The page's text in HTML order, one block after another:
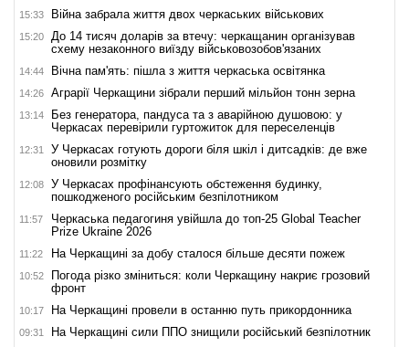
15:33 Війна забрала життя двох черкаських військових
15:20
До 14 тисяч доларів за втечу: черкащанин організував
схему незаконного виїзду військовозобов'язаних
14:44 Вічна пам'ять: пішла з життя черкаська освітянка
14:26 Аграрії Черкащини зібрали перший мільйон тонн зерна
13:14
Без генератора, пандуса та з аварійною душовою: у
Черкасах перевірили гуртожиток для переселенців
12:31
У Черкасах готують дороги біля шкіл і дитсадків: де вже
оновили розмітку
12:08
У Черкасах профінансують обстеження будинку,
пошкодженого російським безпілотником
11:57
Черкаська педагогиня увійшла до топ-25 Global Teacher
Prize Ukraine 2026
11:22 На Черкащині за добу сталося більше десяти пожеж
10:52
Погода різко зміниться: коли Черкащину накриє грозовий
фронт
10:17 На Черкащині провели в останню путь прикордонника
09:31
На Черкащині сили ППО знищили російський безпілотник